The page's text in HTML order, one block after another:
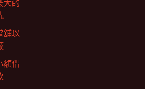
大的
舖以
額借